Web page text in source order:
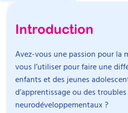
Introduction
Avez-vous une passion pour la
vous l’utiliser pour faire une
enfants et des jeunes
d’apprentissage ou des troubles
neurodéveloppementaux ?